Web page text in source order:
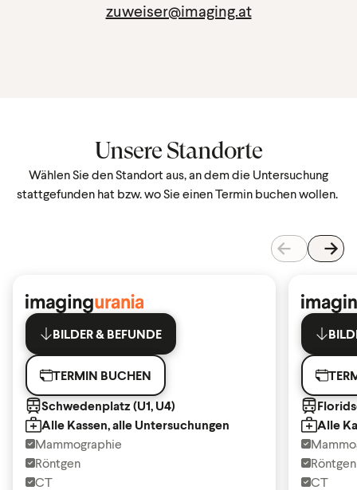
zuweiser@imaging.at
Unsere Standorte
Wählen Sie den Standort aus, an dem die Untersuchung
stattgefunden hat bzw. wo Sie einen Termin buchen wollen.
BILDER & BEFUNDE
TERMIN BUCHEN
Schwedenplatz (U1, U4)
Alle Kassen, alle Untersuchungen
Mammographie
Röntgen
CT
Alle
Röntgen
CT